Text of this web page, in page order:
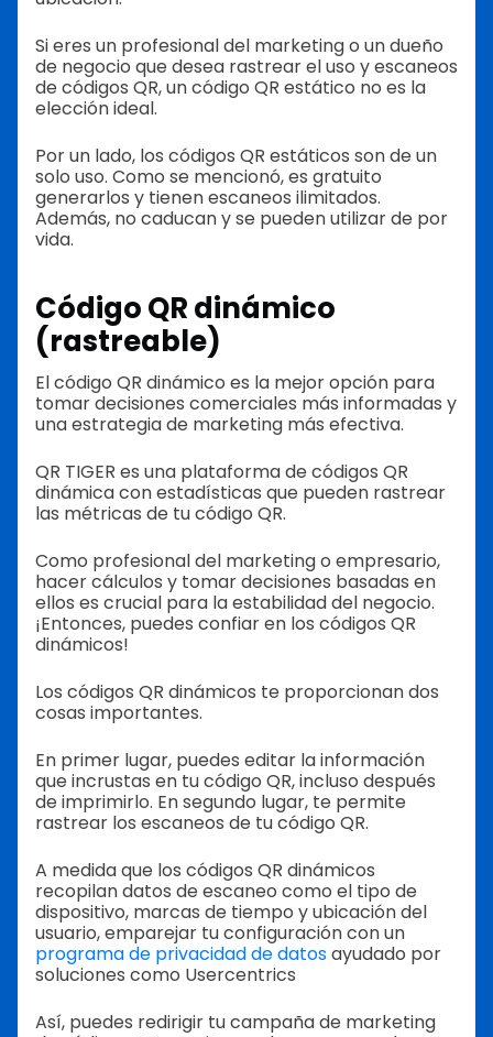
Si eres un profesional del marketing o un dueño
de negocio que desea rastrear el uso y escaneos
de códigos QR, un código QR estático no es la
elección ideal.
Por un lado, los códigos QR estáticos son de un
solo uso. Como se mencionó, es gratuito
generarlos y tienen escaneos ilimitados.
Además, no caducan y se pueden utilizar de por
vida.
Código QR dinámico
(rastreable)
El código QR dinámico es la mejor opción para
tomar decisiones comerciales más informadas y
una estrategia de marketing más efectiva.
QR TIGER es una plataforma de códigos QR
dinámica con estadísticas que pueden rastrear
las métricas de tu código QR.
Como profesional del marketing o empresario,
hacer cálculos y tomar decisiones basadas en
ellos es crucial para la estabilidad del negocio.
¡Entonces, puedes confiar en los códigos QR
dinámicos!
Los códigos QR dinámicos te proporcionan dos
cosas importantes.
En primer lugar, puedes editar la información
que incrustas en tu código QR, incluso después
de imprimirlo. En segundo lugar, te permite
rastrear los escaneos de tu código QR.
A medida que los códigos QR dinámicos
recopilan datos de escaneo como el tipo de
dispositivo, marcas de tiempo y ubicación del
usuario, emparejar tu configuración con un
programa de privacidad de datosayudado por
soluciones como Usercentrics
Así, puedes redirigir tu campaña de marketing